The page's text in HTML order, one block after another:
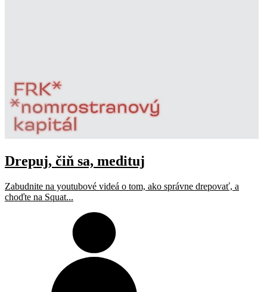
Drepuj, čiň sa, medituj
Zabudnite na youtubové videá o tom, ako správne drepovať, a
choďte na Squat...